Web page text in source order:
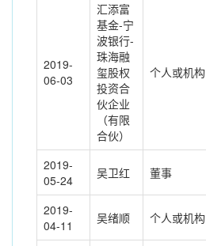
2019-
06-03
汇添富
基金-宁
波银行-
珠海融
玺股权
投资合
伙企业
（有限
合伙）
个人或机构
2019-
05-24
吴卫红 董事
2019-
04-11
吴绪顺 个人或机构